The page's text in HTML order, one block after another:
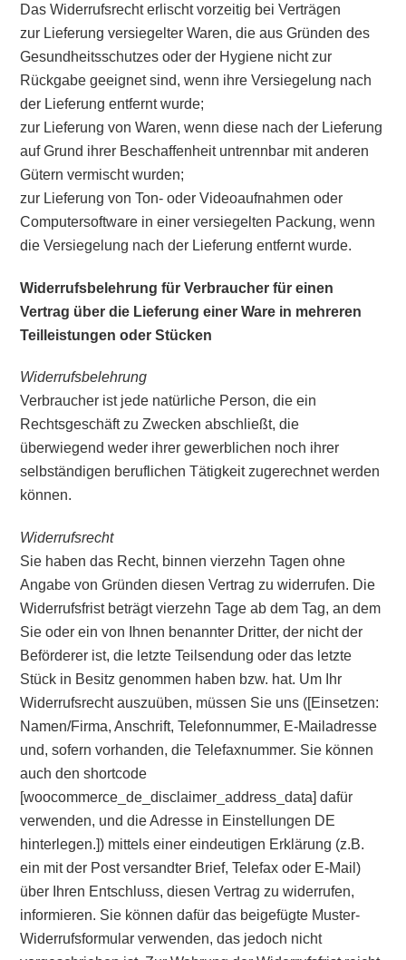
Das Widerrufsrecht erlischt vorzeitig bei Verträgen
zur Lieferung versiegelter Waren, die aus Gründen des
Gesundheitsschutzes oder der Hygiene nicht zur
Rückgabe geeignet sind, wenn ihre Versiegelung nach
der Lieferung entfernt wurde;
zur Lieferung von Waren, wenn diese nach der Lieferung
auf Grund ihrer Beschaffenheit untrennbar mit anderen
Gütern vermischt wurden;
zur Lieferung von Ton- oder Videoaufnahmen oder
Computersoftware in einer versiegelten Packung, wenn
die Versiegelung nach der Lieferung entfernt wurde.
Widerrufsbelehrung für Verbraucher für einen
Vertrag über die Lieferung einer Ware in mehreren
Teilleistungen oder Stücken
Widerrufsbelehrung
Verbraucher ist jede natürliche Person, die ein
Rechtsgeschäft zu Zwecken abschließt, die
überwiegend weder ihrer gewerblichen noch ihrer
selbständigen beruflichen Tätigkeit zugerechnet werden
können.
Widerrufsrecht
Sie haben das Recht, binnen vierzehn Tagen ohne
Angabe von Gründen diesen Vertrag zu widerrufen. Die
Widerrufsfrist beträgt vierzehn Tage ab dem Tag, an dem
Sie oder ein von Ihnen benannter Dritter, der nicht der
Beförderer ist, die letzte Teilsendung oder das letzte
Stück in Besitz genommen haben bzw. hat. Um Ihr
Widerrufsrecht auszuüben, müssen Sie uns ([Einsetzen:
Namen/Firma, Anschrift, Telefonnummer, E-Mailadresse
und, sofern vorhanden, die Telefaxnummer. Sie können
auch den shortcode
[woocommerce_de_disclaimer_address_data] dafür
verwenden, und die Adresse in Einstellungen DE
hinterlegen.]) mittels einer eindeutigen Erklärung (z.B.
ein mit der Post versandter Brief, Telefax oder E-Mail)
über Ihren Entschluss, diesen Vertrag zu widerrufen,
informieren. Sie können dafür das beigefügte Muster-
Widerrufsformular verwenden, das jedoch nicht